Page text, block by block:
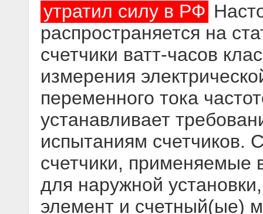
утратил силу в РФ
распространяется на
счетчики ватт-часов
измерения
переменного тока
устанавливает
испытаниям счетчиков.
счетчики, применяемые
для наружной
элемент и счетный(ые)